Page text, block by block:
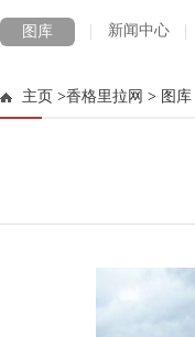
图库 新闻中心
法治迪庆
主页 >香格里拉网 > 图库